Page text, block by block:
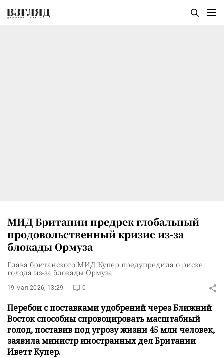
МИД Британии предрек глобальный
продовольственный кризис из-за
блокады Ормуза
Глава британского МИД Купер предупредила о риске
голода из-за блокады Ормуза
19 мая 2026, 13:29 0
Перебои с поставками удобрений через Ближний
Восток способны спровоцировать масштабный
голод, поставив под угрозу жизни 45 млн человек,
заявила министр иностранных дел Британии
Иветт Купер.